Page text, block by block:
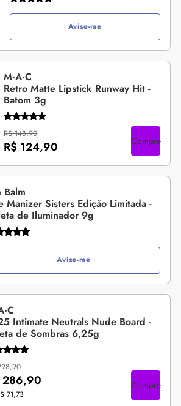
Avise-me
M·A·C
Retro Matte Lipstick Runway Hit -
Batom 3g
R$ 148,90
R$ 124,90 Compre
Balm
Manizer Sisters Edição Limitada -
de Iluminador 9g
Avise-me
Intimate Neutrals Nude Board -
de Sombras 6,25g
286,90
71,73
Compre